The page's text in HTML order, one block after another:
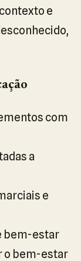
e
com
a
e
bem-estar
o bem-estar